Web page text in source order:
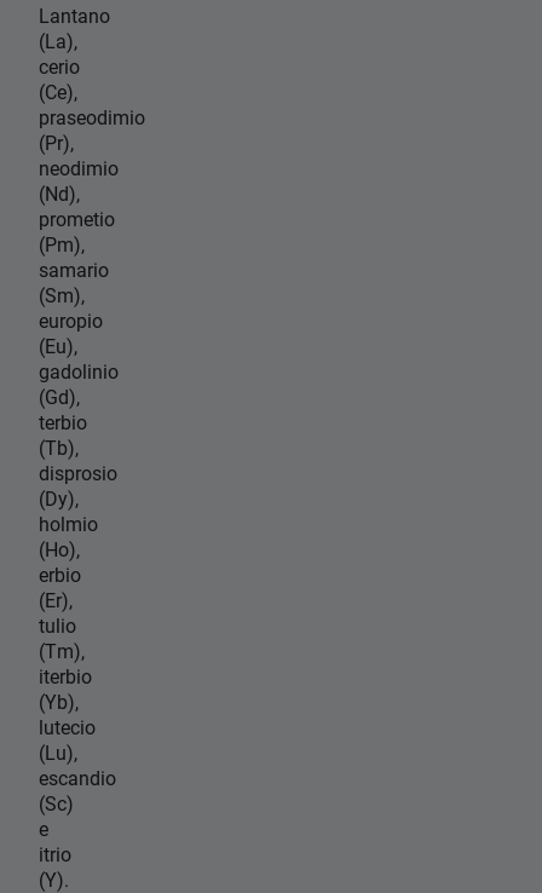
Lantano
(La),
cerio
(Ce),
praseodimio
(Pr),
neodimio
(Nd),
prometio
(Pm),
samario
(Sm),
europio
(Eu),
gadolinio
(Gd),
terbio
(Tb),
disprosio
(Dy),
holmio
(Ho),
erbio
(Er),
tulio
(Tm),
iterbio
(Yb),
lutecio
(Lu),
escandio
(Sc)
e
itrio
(Y).